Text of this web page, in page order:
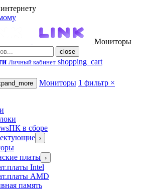
Мониторы
close
Личный кабинет shopping_cart
Мониторы 1 фильтр ×
ПК в сборе
›
платы ›
Intel
AMD
память